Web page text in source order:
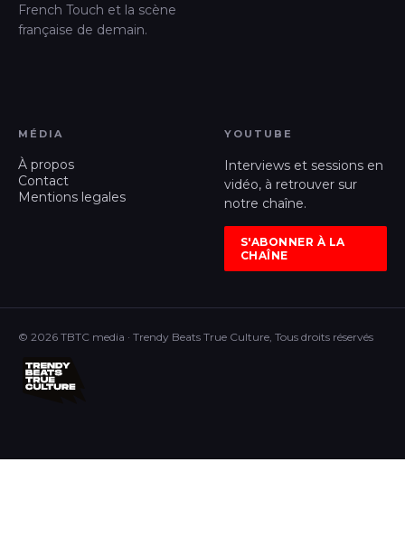
French Touch et la scène
française de demain.
MÉDIA
À propos
Contact
Mentions legales
YOUTUBE
Interviews et sessions en
vidéo, à retrouver sur
notre chaîne.
S'ABONNER À LA
CHAÎNE
© 2026 TBTC media · Trendy Beats True Culture, Tous droits réservés